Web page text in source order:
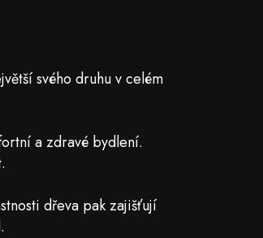
svého druhu v celém
a zdravé bydlení.
dřeva pak zajišťují